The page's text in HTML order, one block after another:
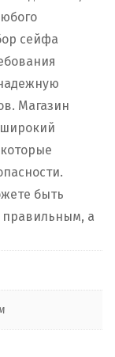
сейфа
Магазин
быть
правильным, а